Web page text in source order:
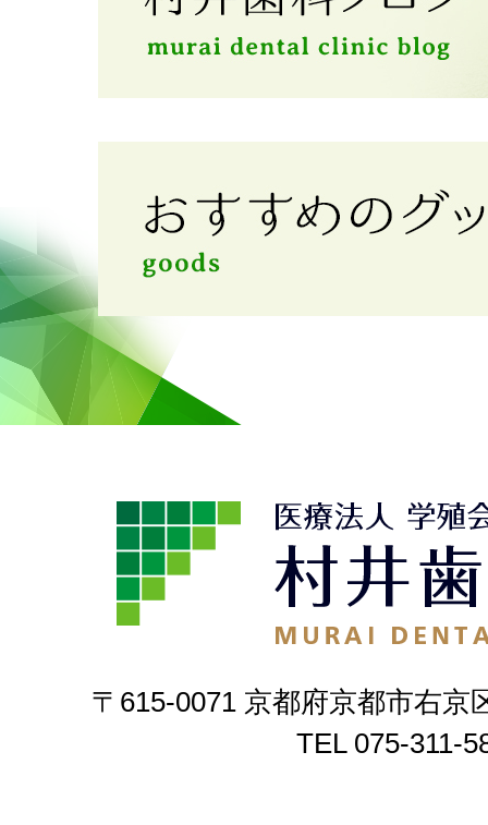
〒615-0071 京都府京都市右京
TEL 075-311-